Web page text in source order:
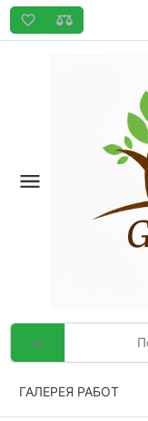
ГАЛЕРЕЯ РАБОТ